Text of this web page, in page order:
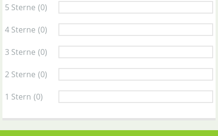
5 Sterne (0)
4 Sterne (0)
3 Sterne (0)
2 Sterne (0)
1 Stern (0)